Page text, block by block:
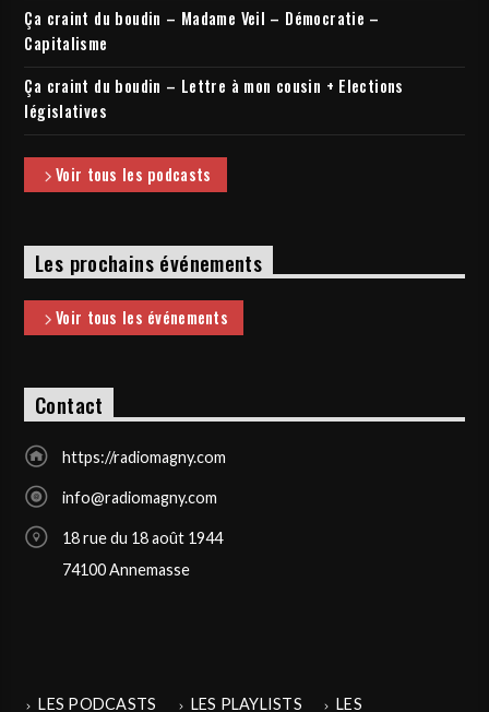
Ça craint du boudin – Madame Veil – Démocratie –
Capitalisme
Ça craint du boudin – Lettre à mon cousin + Elections
législatives
Voir tous les podcasts
Les prochains événements
Voir tous les événements
Contact
https://radiomagny.com
info@radiomagny.com
18 rue du 18 août 1944
74100 Annemasse
LES PODCASTS LES PLAYLISTS LES